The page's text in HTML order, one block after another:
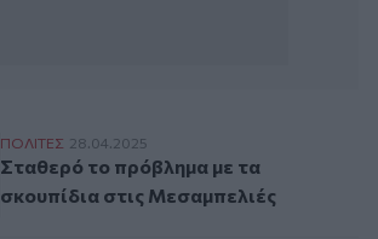
Σταθερό το πρόβλημα με τα σκουπίδια
ΠΟΛΙΤΕΣ 28.04.2025
Σταθερό το πρόβλημα με τα
σκουπίδια στις Μεσαμπελιές